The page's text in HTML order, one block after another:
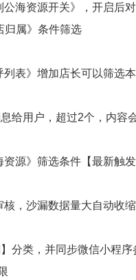
海资源开关》，开启后
归属》条件筛选
表》增加店长可以筛选
给用户，超过2个，内容
源》筛选条件【最新触发
，沙漏数据量大自动收
分类，并同步微信小程